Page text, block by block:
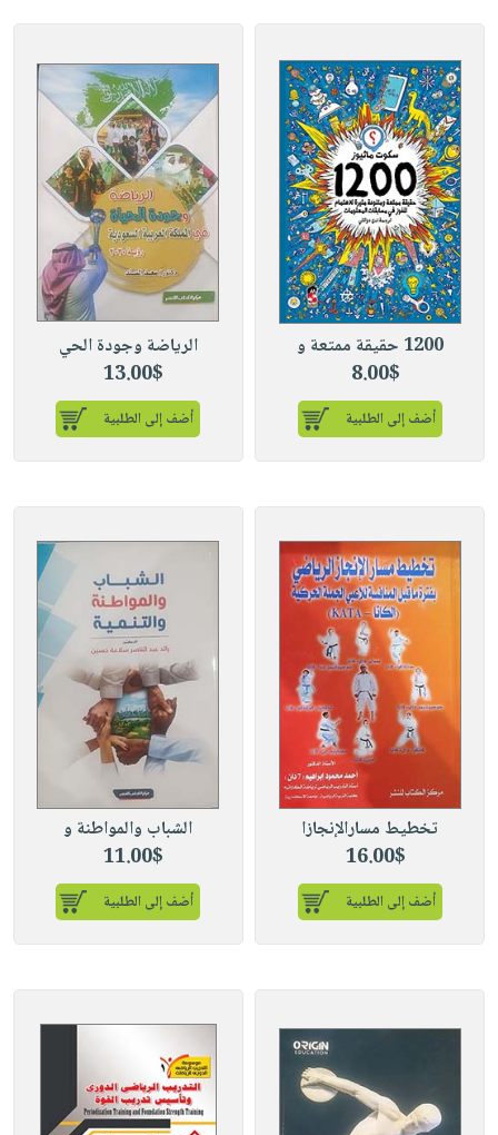
1200 حقيقة ممتعة و
8.00$
أضف إلى الطلبية
الرياضة وجودة الحي
13.00$
أضف إلى الطلبية
تخطيط مسارالإنجازا
16.00$
أضف إلى الطلبية
الشباب والمواطنة و
11.00$
أضف إلى الطلبية